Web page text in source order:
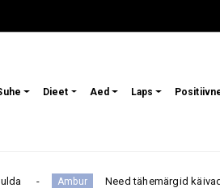
Dieet Aed Laps
Need tähemärgid käivad Jäärale,